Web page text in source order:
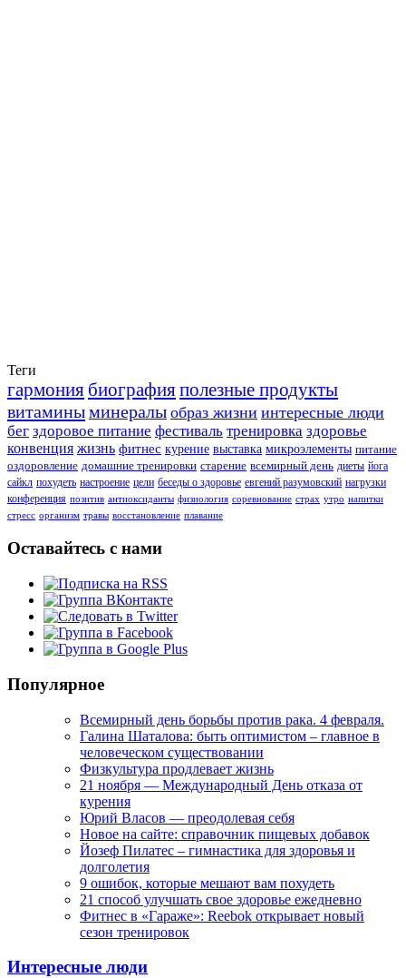
Теги
гармония биографияполезные продукты
витаминыминералы образ жизни интересные люди
бег здоровое питание фестиваль тренировка здоровье
конвенция жизнь фитнес курение выставка микроэлементы питание
оздоровление домашние тренировки старение всемирный день диеты йога
сайкл похудеть настроение цели беседы о здоровье евгений разумовский нагрузки
конференция позитив антиоксиданты физиология соревнование страх утро напитки
стресс организм травы восстановление плавание
Оставайтесь с нами
Популярное
Всемирный день борьбы против рака. 4 февраля.
Галина Шаталова: быть оптимистом – главное в
человеческом существовании
Физкультура продлевает жизнь
21 ноября — Международный День отказа от
курения
Юрий Власов — преодолевая себя
Новое на сайте: справочник пищевых добавок
Йозеф Пилатес – гимнастика для здоровья и
долголетия
9 ошибок, которые мешают вам похудеть
21 способ улучшать свое здоровье ежедневно
Фитнес в «Гараже»: Reebok открывает новый
сезон тренировок
Интересные люди